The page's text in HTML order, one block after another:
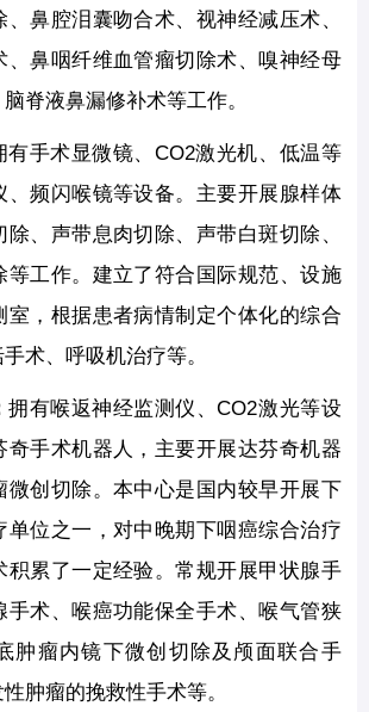
鼻腔泪囊吻合术、视神经减压术、
、鼻咽纤维血管瘤切除术、嗅神经母
脊液鼻漏修补术等工作。
有手术显微镜、CO2激光机、低温等
、频闪喉镜等设备。主要开展腺样体
、声带息肉切除、声带白斑切除、
等工作。建立了符合国际规范、设施
室，根据患者病情制定个体化的综合
术、呼吸机治疗等。
拥有喉返神经监测仪、CO2激光等设
奇手术机器人，主要开展达芬奇机器
微创切除。本中心是国内较早开展下
单位之一，对中晚期下咽癌综合治疗
积累了一定经验。常规开展甲状腺手
手术、喉癌功能保全手术、喉气管狭
肿瘤内镜下微创切除及颅面联合手
肿瘤的挽救性手术等。